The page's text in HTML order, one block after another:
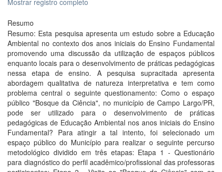
Mostrar registro completo
Resumo
Resumo: Esta pesquisa apresenta um estudo sobre a Educação
Ambiental no contexto dos anos iniciais do Ensino Fundamental
promovendo uma discussão da utilização de espaços públicos
enquanto locais para o desenvolvimento de práticas pedagógicas
nessa etapa de ensino. A pesquisa supracitada apresenta
abordagem qualitativa de natureza interpretativa e tem como
problema central o seguinte questionamento: Como o espaço
público "Bosque da Ciência", no município de Campo Largo/PR,
pode ser utilizado para o desenvolvimento de práticas
pedagógicas de Educação Ambiental nos anos iniciais do Ensino
Fundamental? Para atingir a tal intento, foi selecionado um
espaço público do Município para realizar o seguinte percurso
metodológico dividido em três etapas: Etapa 1 - Questionário
para diagnóstico do perfil acadêmico/profissional das professoras